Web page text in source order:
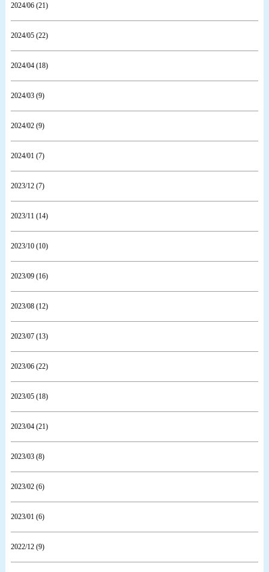
2024/06 (21)
2024/05 (22)
2024/04 (18)
2024/03 (9)
2024/02 (9)
2024/01 (7)
2023/12 (7)
2023/11 (14)
2023/10 (10)
2023/09 (16)
2023/08 (12)
2023/07 (13)
2023/06 (22)
2023/05 (18)
2023/04 (21)
2023/03 (8)
2023/02 (6)
2023/01 (6)
2022/12 (9)